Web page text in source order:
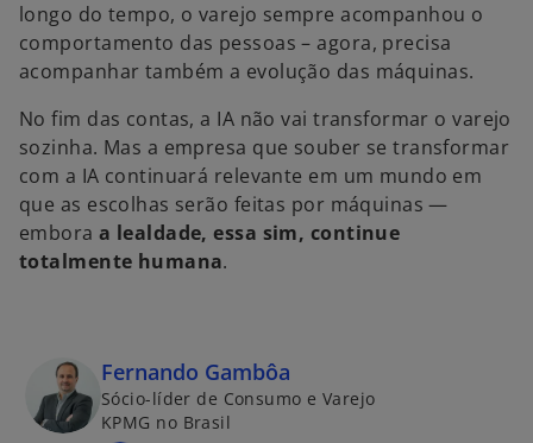
longo do tempo, o varejo sempre acompanhou o
comportamento das pessoas – agora, precisa
acompanhar também a evolução das máquinas.
No fim das contas, a IA não vai transformar o varejo
sozinha. Mas a empresa que souber se transformar
com a IA continuará relevante em um mundo em
que as escolhas serão feitas por máquinas —
emboraa lealdade, essa sim, continue
totalmente humana.
Fernando Gambôa
Sócio-líder de Consumo e Varejo
KPMG no Brasil